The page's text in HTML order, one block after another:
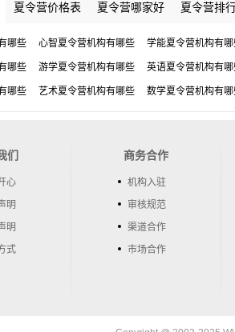
夏令营价格表 夏令营哪家好 夏令营排
哪些 心智夏令营机构有哪些 学能夏令营机构有
哪些 游学夏令营机构有哪些 英语夏令营机构有
哪些 艺术夏令营机构有哪些 数学夏令营机构有
们
心
明
明
式
商务合作
机构入驻
审核规范
渠道合作
市场合作